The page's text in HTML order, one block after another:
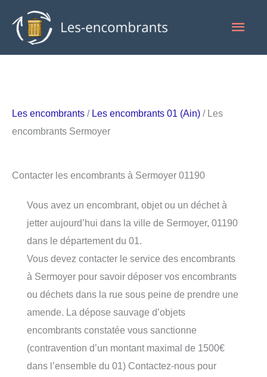
contenu
Les encombrants / Les encombrants 01 (Ain) / Les
encombrants Sermoyer
Contacter les encombrants à Sermoyer 01190
Vous avez un encombrant, objet ou un déchet à
jetter aujourd’hui dans la ville de Sermoyer, 01190
dans le département du 01.
Vous devez contacter le service des encombrants
à Sermoyer pour savoir déposer vos encombrants
ou déchets dans la rue sous peine de prendre une
amende. La dépose sauvage d’objets
encombrants constatée vous sanctionne
(contravention d’un montant maximal de 1500€
dans l’ensemble du 01) Contactez-nous pour